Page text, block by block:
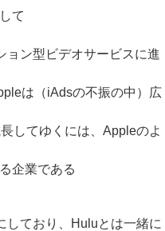
て
ョン型ビデオサービスに進
は（iAdsの不振の中）広
してゆくには、Appleのよ
企業である
しており、Huluとは一緒に